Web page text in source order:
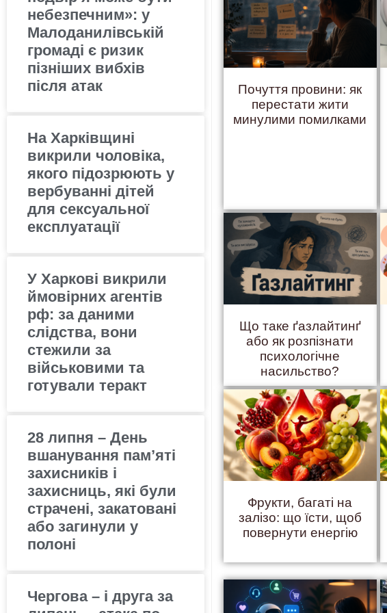
небезпечним»: у
Малоданилівській
громаді є ризик
пізніших вибхів
після атак
На Харківщині
викрили чоловіка,
якого підозрюють у
вербуванні дітей
для сексуальної
експлуатації
У Харкові викрили
ймовірних агентів
рф: за даними
слідства, вони
стежили за
військовими та
готували теракт
28 липня – День
вшанування пам’яті
захисників і
захисниць, які були
страчені, закатовані
або загинули у
полоні
Чергова – і друга за
Почуття провини: як
перестати жити
минулими помилками
Що таке ґазлайтинґ
або як розпізнати
психологічне
насильство?
Фрукти, багаті на
залізо: що їсти, щоб
повернути енергію